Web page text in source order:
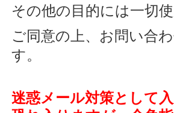
その他の目的には一切
ご同意の上、お問い合
す。
迷惑メール対策として